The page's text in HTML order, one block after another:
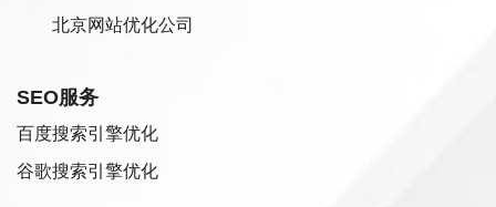
北京网站优化公司
SEO服务
百度搜索引擎优化
谷歌搜索引擎优化